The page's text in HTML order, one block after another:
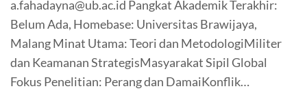
a.fahadayna@ub.ac.id Pangkat Akademik Terakhir:
Belum Ada, Homebase: Universitas Brawijaya,
Malang Minat Utama: Teori dan MetodologiMiliter
dan Keamanan StrategisMasyarakat Sipil Global
Fokus Penelitian: Perang dan DamaiKonflik…